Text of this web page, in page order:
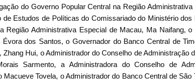
do Governo Popular Central na Região
Estudos de Políticas do Comissariado do Ministério
Região Administrativa Especial de Macau, Ma Naifang,
dos Santos, o Governador do Banco Central de
Zhang Hui, o Administrador do Conselho de Administração
Sarmento, a Administradora do Conselho de
Macueve Tovela, o Administrador do Banco Central de